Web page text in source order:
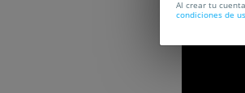
Al crear tu
condiciones de